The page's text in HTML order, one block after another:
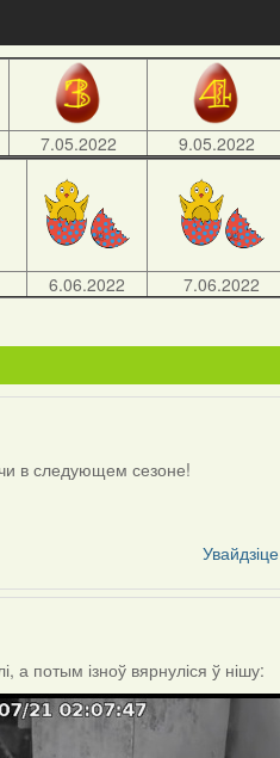
7.05.2022 9.05.2022
6.06.2022 7.06.2022
в следующем сезоне!
Увайдзіце
а потым ізноў вярнуліся ў нішу: